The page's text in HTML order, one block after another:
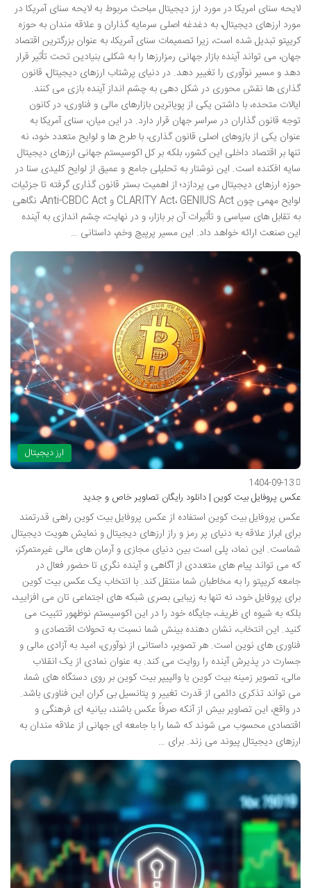
لایحه سنای امریکا در مورد ارز دیجیتال مباحث مربوط به لایحه سنای آمریکا در
مورد ارزهای دیجیتال، به دغدغه اصلی سرمایه گذاران و علاقه مندان به حوزه
کریپتو تبدیل شده است، زیرا تصمیمات سنای آمریکا، به عنوان بزرگترین اقتصاد
جهان، می تواند آینده بازار جهانی رمزارزها را به شکلی بنیادین تحت تأثیر قرار
دهد و مسیر نوآوری را تغییر دهد. در دنیای پرشتاب ارزهای دیجیتال، قانون
گذاری ها نقش محوری در شکل دهی به چشم انداز آینده بازی می کنند.
ایالات متحده، با داشتن یکی از پویاترین بازارهای مالی و فناوری، در کانون
توجه قانون گذاران در سراسر جهان قرار دارد. در این میان، سنای آمریکا به
عنوان یکی از بازوهای اصلی قانون گذاری، با طرح ها و لوایح متعدد خود، نه
تنها بر اقتصاد داخلی این کشور، بلکه بر کل اکوسیستم جهانی ارزهای دیجیتال
سایه افکنده است. این نوشتار به تحلیلی جامع و عمیق از لوایح کلیدی سنا در
حوزه ارزهای دیجیتال می پردازد؛ از اهمیت بستر قانون گذاری گرفته تا جزئیات
لوایح مهمی چون CLARITY Act، GENIUS Act و Anti-CBDC Act، نگاهی
به تقابل های سیاسی و تأثیرات آن بر بازار، و در نهایت، چشم اندازی به آینده
این صنعت ارائه خواهد داد. این مسیر پرپیچ وخم، داستانی …
ارز دیجیتال
1404-09-13
عکس پروفایل بیت کوین | دانلود رایگان تصاویر خاص و جدید
عکس پروفایل بیت کوین استفاده از عکس پروفایل بیت کوین راهی قدرتمند
برای ابراز علاقه به دنیای پر رمز و راز ارزهای دیجیتال و نمایش هویت دیجیتال
شماست. این نماد، پلی است بین دنیای مجازی و آرمان های مالی غیرمتمرکز،
که می تواند پیام های متعددی از آگاهی و آینده نگری تا حضور فعال در
جامعه کریپتو را به مخاطبان شما منتقل کند. با انتخاب یک عکس بیت کوین
برای پروفایل خود، نه تنها به زیبایی بصری شبکه های اجتماعی تان می افزایید،
بلکه به شیوه ای ظریف، جایگاه خود را در این اکوسیستم نوظهور تثبیت می
کنید. این انتخاب، نشان دهنده بینش شما نسبت به تحولات اقتصادی و
فناوری های نوین است. هر تصویر، داستانی از نوآوری، امید به آزادی مالی و
جسارت در پذیرش آینده را روایت می کند. به عنوان نمادی از یک انقلاب
مالی، تصویر زمینه بیت کوین یا والپیپر بیت کوین بر روی دستگاه های شما،
می تواند تذکری دائمی از قدرت تغییر و پتانسیل بی کران این فناوری باشد.
در واقع، این تصاویر بیش از آنکه صرفاً عکس باشند، بیانیه ای فرهنگی و
اقتصادی محسوب می شوند که شما را با جامعه ای جهانی از علاقه مندان به
ارزهای دیجیتال پیوند می زند. برای …